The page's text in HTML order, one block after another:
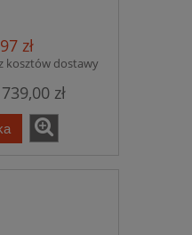
zł
kosztów dostawy
zł